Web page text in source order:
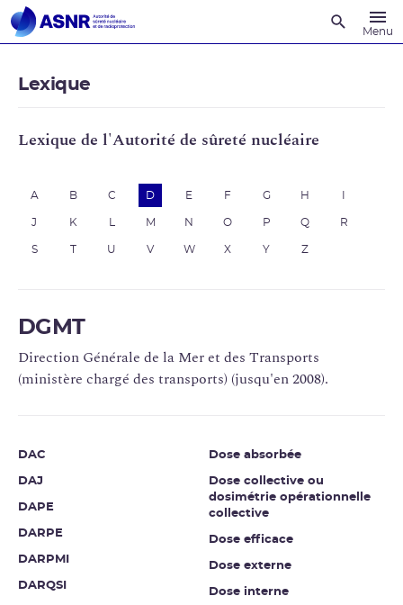
Menu
Lexique
Lexique de l'Autorité de sûreté nucléaire
A B C D E F G H
J K M N O P Q R
S U V W X Y Z
DGMT
Direction Générale de la Mer et des Transports
(ministère chargé des transports) (jusqu'en 2008).
DAC
DAJ
DAPE
DARPE
DARPMI
DARQSI
Dose absorbée
Dose collective ou
dosimétrie opérationnelle
collective
Dose efficace
Dose externe
Dose interne